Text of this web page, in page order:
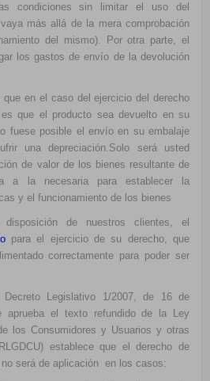
condiciones sin limitar el uso del
más allá de la mera comprobación
del mismo). Por otra parte, el
los gastos de envío de la devolución
en el caso del ejercicio del derecho
que el producto sea devuelto en su
fuese posible el envío en su embalaje
una depreciación.Solo será usted
de valor de los bienes resultante de
a la necesaria para establecer la
y el funcionamiento de los bienes
de nuestros clientes, el
para el ejercicio de su derecho, que
correctamente para poder ser
Legislativo 1/2007, de 16 de
aprueba el texto refundido de la Ley
los Consumidores y Usuarios y otras
establece que el derecho de
será de aplicación en los casos: